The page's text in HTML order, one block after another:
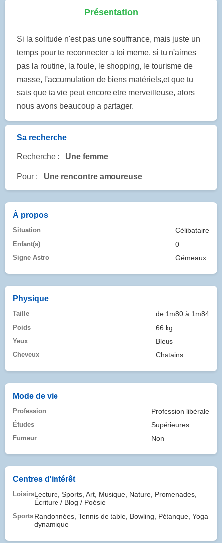
Présentation
Si la solitude n'est pas une souffrance, mais juste un
temps pour te reconnecter a toi meme, si tu n'aimes
pas la routine, la foule, le shopping, le tourisme de
masse, l'accumulation de biens matériels,et que tu
sais que ta vie peut encore etre merveilleuse, alors
nous avons beaucoup a partager.
Sa recherche
Recherche : Une femme
Pour : Une rencontre amoureuse
À propos
Situation Célibataire
Enfant(s) 0
Signe Astro Gémeaux
Physique
Taille de 1m80 à 1m84
Poids 66 kg
Yeux Bleus
Cheveux Chatains
Mode de vie
Profession Profession libérale
Études Supérieures
Fumeur Non
Centres d'intérêt
LoisirsLecture, Sports, Art, Musique, Nature, Promenades,
Écriture / Blog / Poésie
Sports Randonnées, Tennis de table, Bowling, Pétanque, Yoga
dynamique